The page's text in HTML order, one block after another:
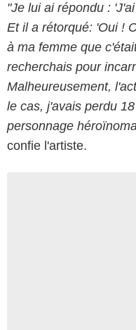
"Je lui ai répondu :
Et il a rétorqué: 'Oui !
à ma femme que
recherchais pour
Malheureusement,
le cas, j'avais perdu
personnage
confie l'artiste.